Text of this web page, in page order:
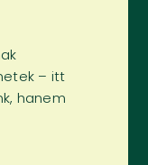
– itt
hanem